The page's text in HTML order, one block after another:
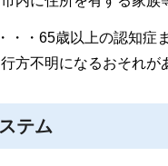
・・65歳以上の認知症
方不明になるおそれが
テム